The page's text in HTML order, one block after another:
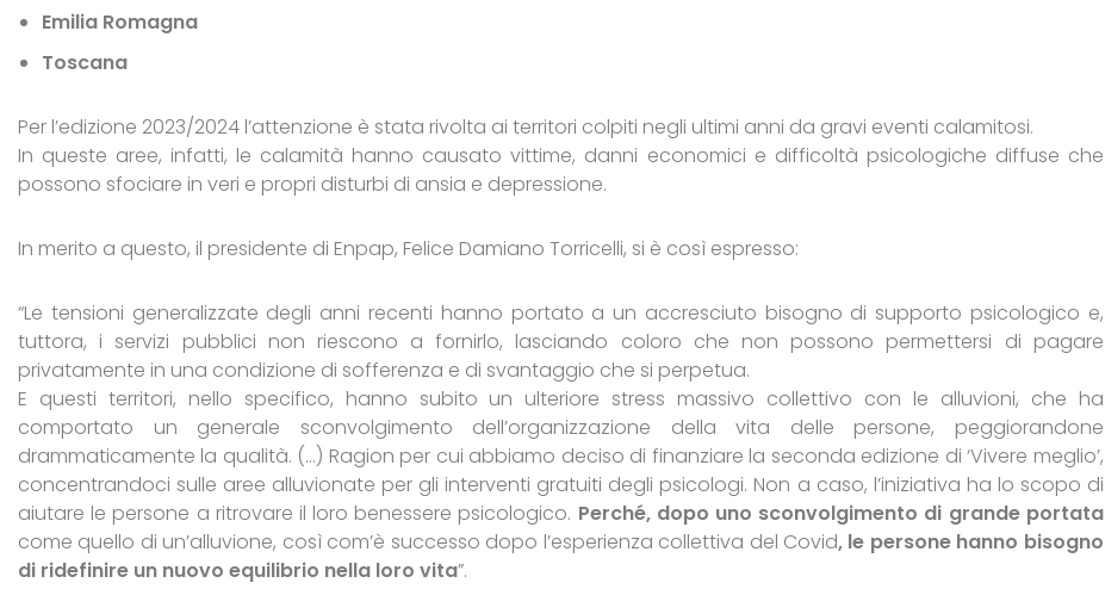
Emilia Romagna
Toscana
Per l’edizione 2023/2024 l’attenzione è stata rivolta ai territori colpiti negli ultimi anni da gravi eventi calamitosi.
In queste aree, infatti, le calamità hanno causato vittime, danni economici e difficoltà psicologiche diffuse che
possono sfociare in veri e propri disturbi di ansia e depressione.
In merito a questo, il presidente di Enpap, Felice Damiano Torricelli, si è così espresso:
“Le tensioni generalizzate degli anni recenti hanno portato a un accresciuto bisogno di supporto psicologico e,
tuttora, i servizi pubblici non riescono a fornirlo, lasciando coloro che non possono permettersi di pagare
privatamente in una condizione di sofferenza e di svantaggio che si perpetua.
E questi territori, nello specifico, hanno subito un ulteriore stress massivo collettivo con le alluvioni, che ha
comportato un generale sconvolgimento dell’organizzazione della vita delle persone, peggiorandone
drammaticamente la qualità. (…) Ragion per cui abbiamo deciso di finanziare la seconda edizione di ‘Vivere meglio’,
concentrandoci sulle aree alluvionate per gli interventi gratuiti degli psicologi. Non a caso, l’iniziativa ha lo scopo di
aiutare le persone a ritrovare il loro benessere psicologico. Perché, dopo uno sconvolgimento di grande portata
come quello di un’alluvione, così com’è successo dopo l’esperienza collettiva del Covid, le persone hanno bisogno
di ridefinire un nuovo equilibrio nella loro vita”.